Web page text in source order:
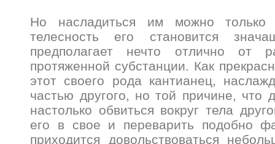
Но насладиться им можно только
телесность его становится
предполагает нечто отлично от
протяженной субстанции. Как
этот своего рода кантианец,
частью другого, но той причине, что
настолько обвиться вокруг тела
его в свое и переварить подобно
приходится довольствоваться